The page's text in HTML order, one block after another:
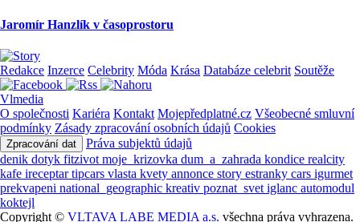
Jaromír Hanzlík v časoprostoru
Redakce Inzerce Celebrity Móda Krása Databáze celebrit Soutěže
Vlmedia
O společnosti Kariéra Kontakt Mojepředplatné.cz Všeobecné smluvní
podmínky Zásady zpracování osobních údajů Cookies
Zpracování dat
Práva subjektů údajů
denik dotyk fitzivot moje_krizovka dum_a_zahrada kondice realcity
kafe ireceptartipcars vlasta kvety annonce story estranky cars igurmet
prekvapeni national_geographic kreativ poznat_svet iglanc automodul
koktejl
Copyright © VLTAVA LABE MEDIA a.s. všechna práva vyhrazena.